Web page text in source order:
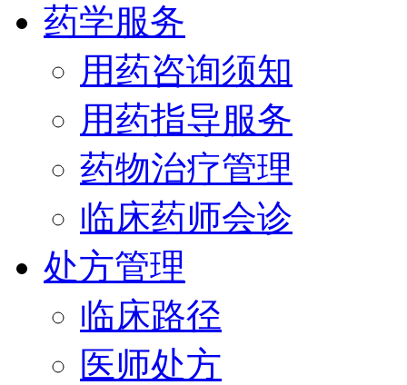
药学服务
用药咨询须知
用药指导服务
药物治疗管理
临床药师会诊
处方管理
临床路径
医师处方